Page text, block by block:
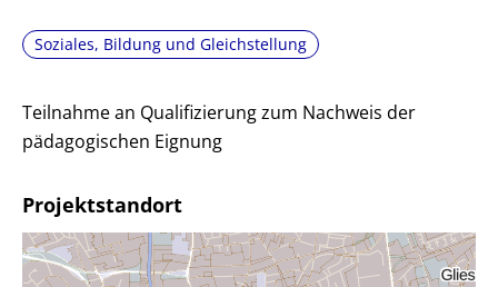
Soziales, Bildung und Gleichstellung
Teilnahme an Qualifizierung zum Nachweis der
pädagogischen Eignung
Projektstandort